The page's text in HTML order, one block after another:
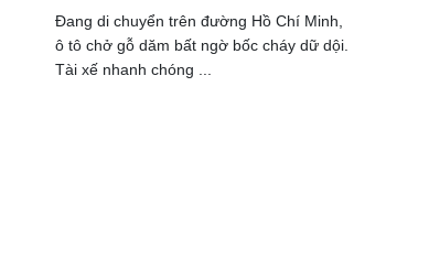
Đang di chuyển trên đường Hồ Chí Minh,
ô tô chở gỗ dăm bất ngờ bốc cháy dữ dội.
Tài xế nhanh chóng ...